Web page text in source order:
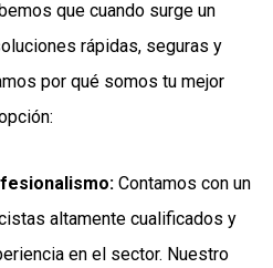
que cuando surge un
rápidas, seguras y
por qué somos tu mejor
Contamos con un
altamente cualificados y
en el sector. Nuestro